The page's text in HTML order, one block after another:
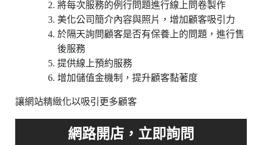
將每次服務的例行問題進行線上問卷製作
美化公司簡介內容與照片，增加顧客吸引力
於隔天詢問顧客是否有保養上的問題，進行售
後服務
提供線上預約服務
增加儲值金機制，提升顧客黏著度
讓網站精緻化以吸引更多顧客